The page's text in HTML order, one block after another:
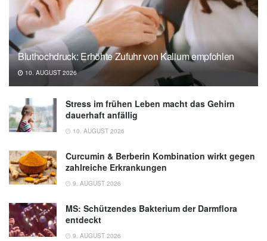
Bluthochdruck: Erhöhte Zufuhr von Kalium empfohlen
10. AUGUST 2026
Stress im frühen Leben macht das Gehirn
dauerhaft anfällig
10. AUGUST 2026
Curcumin & Berberin Kombination wirkt gegen
zahlreiche Erkrankungen
9. AUGUST 2026
MS: Schützendes Bakterium der Darmflora
entdeckt
9. AUGUST 2026